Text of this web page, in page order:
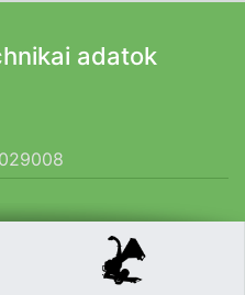
adatok